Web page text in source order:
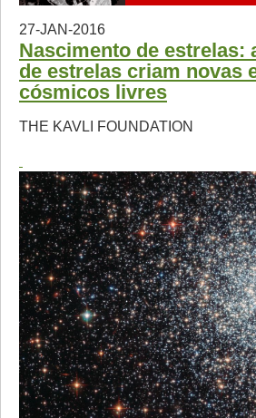
27-JAN-2016
Nascimento de estrelas:
de estrelas criam novas
cósmicos livres
THE KAVLI FOUNDATION